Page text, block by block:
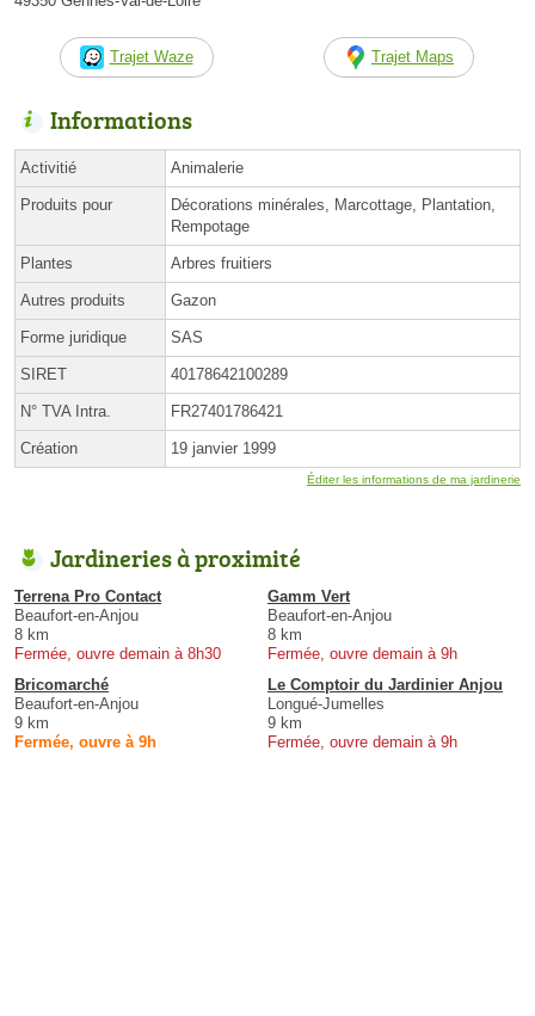
Trajet Waze Trajet Maps
Informations
Activitié Animalerie
Produits pour
Décorations minérales, Marcottage, Plantation,
Rempotage
Plantes Arbres fruitiers
Autres produits Gazon
Forme juridique SAS
SIRET 40178642100289
N° TVA Intra. FR27401786421
Création 19 janvier 1999
Éditer les informations de ma jardinerie
Jardineries à proximité
Terrena Pro Contact
Beaufort-en-Anjou
8 km
Fermée, ouvre demain à 8h30
Gamm Vert
Beaufort-en-Anjou
8 km
Fermée, ouvre demain à 9h
Bricomarché
Beaufort-en-Anjou
9 km
Fermée, ouvre à 9h
Le Comptoir du Jardinier Anjou
Longué-Jumelles
9 km
Fermée, ouvre demain à 9h